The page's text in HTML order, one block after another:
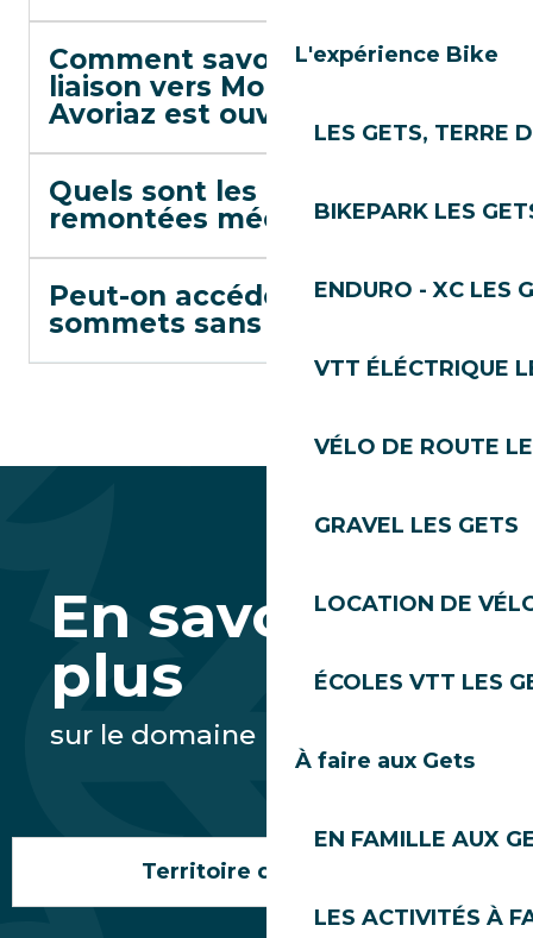
L'expérience Bike
LES GETS, TERRE
BIKEPARK LES
ENDURO - XC LES
VTT ÉLÉCTRIQUE
VÉLO DE ROUTE
GRAVEL LES GETS
LOCATION DE
ÉCOLES VTT LES
À faire aux Gets
EN FAMILLE AUX
LES ACTIVITÉS À
Comment savoir si une
liaison vers Morzine ou
Avoriaz est ouverte ?
Quels sont les horaires des
remontées mécaniques ?
Peut-on accéder aux
sommets sans skier ?
En savoir
plus
sur le domaine
Territoire du Grand Cry